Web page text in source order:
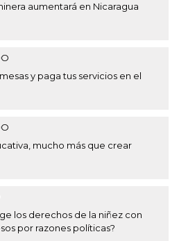
aumentará en Nicaragua
y paga tus servicios en el
mucho más que crear
los derechos de la niñez con
por razones políticas?